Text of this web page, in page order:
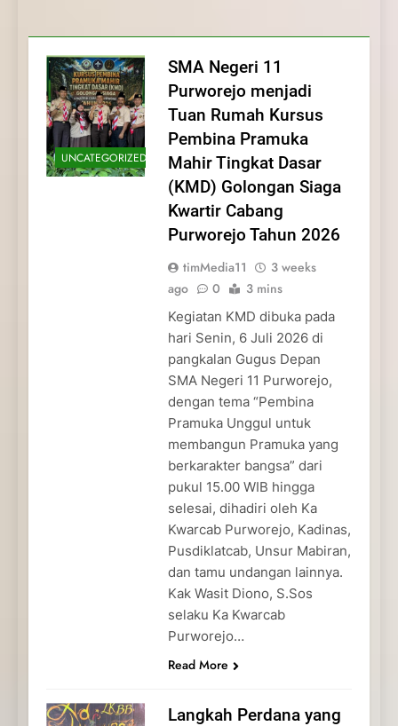
dan Pengabdian Generasi
Pramuka
Pramuka
Kepedulian
UNCATEGORIZED
SMA Negeri 11
Purworejo menjadi
Tuan Rumah Kursus
Pembina Pramuka
Mahir Tingkat Dasar
(KMD) Golongan Siaga
Kwartir Cabang
Purworejo Tahun 2026
timMedia11
3 weeks
ago
0 3 mins
Kegiatan KMD dibuka pada
hari Senin, 6 Juli 2026 di
pangkalan Gugus Depan
SMA Negeri 11 Purworejo,
dengan tema “Pembina
Pramuka Unggul untuk
membangun Pramuka yang
berkarakter bangsa” dari
pukul 15.00 WIB hingga
selesai, dihadiri oleh Ka
Kwarcab Purworejo, Kadinas,
Pusdiklatcab, Unsur Mabiran,
dan tamu undangan lainnya.
Kak Wasit Diono, S.Sos
selaku Ka Kwarcab
Purworejo…
Read More
Langkah Perdana yang